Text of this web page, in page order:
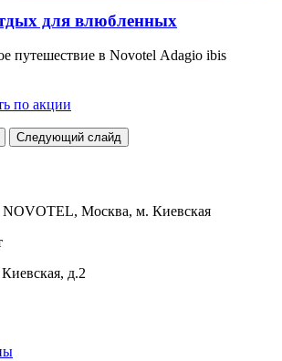
для влюбленных
путешествие в Novotel Adagio ibis
по акции
Следующий слайд
NOVOTEL, Москва, м. Киевская
д.2